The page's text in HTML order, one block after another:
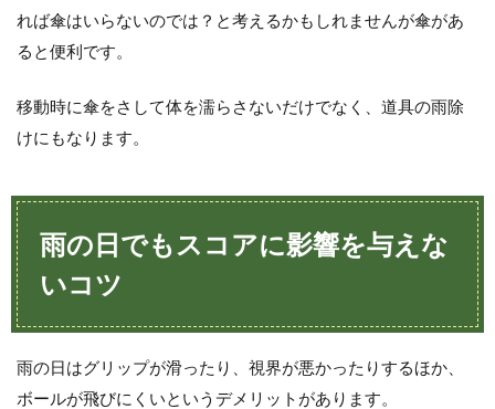
れば傘はいらないのでは？と考えるかもしれませんが傘があ
ると便利です。
移動時に傘をさして体を濡らさないだけでなく、道具の雨除
けにもなります。
雨の日でもスコアに影響を与えな
いコツ
雨の日はグリップが滑ったり、視界が悪かったりするほか、
ボールが飛びにくいというデメリットがあります。